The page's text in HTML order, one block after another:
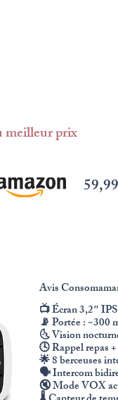
meilleur prix
Avis
📺 Écran 3,2″ IPS
📡 Portée : ~300
🌜 Vision
🕓 Rappel repas
🌟 8 berceuses
🗣️ Intercom
🔇 Mode VOX